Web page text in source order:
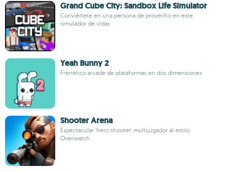
Grand Cube City: Sandbox Life Simulator
Conviértete en una persona de provecho en este
simulador de vidas
Yeah Bunny 2
Frenético arcade de plataformas en dos dimensiones
Shooter Arena
Espectacular 'hero shooter' multijugador al estilo
Overwatch